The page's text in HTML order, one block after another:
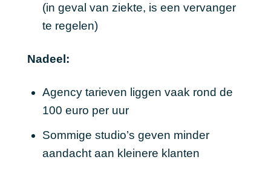
(in geval van ziekte, is een vervanger
te regelen)
Nadeel:
Agency tarieven liggen vaak rond de
100 euro per uur
Sommige studio’s geven minder
aandacht aan kleinere klanten